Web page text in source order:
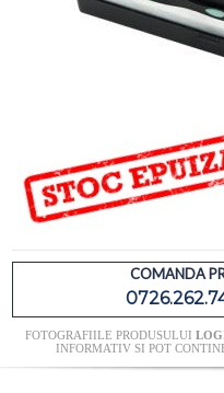
COMANDA
FOTOGRAFIILE PRODUSULUI
INFORMATIV SI POT